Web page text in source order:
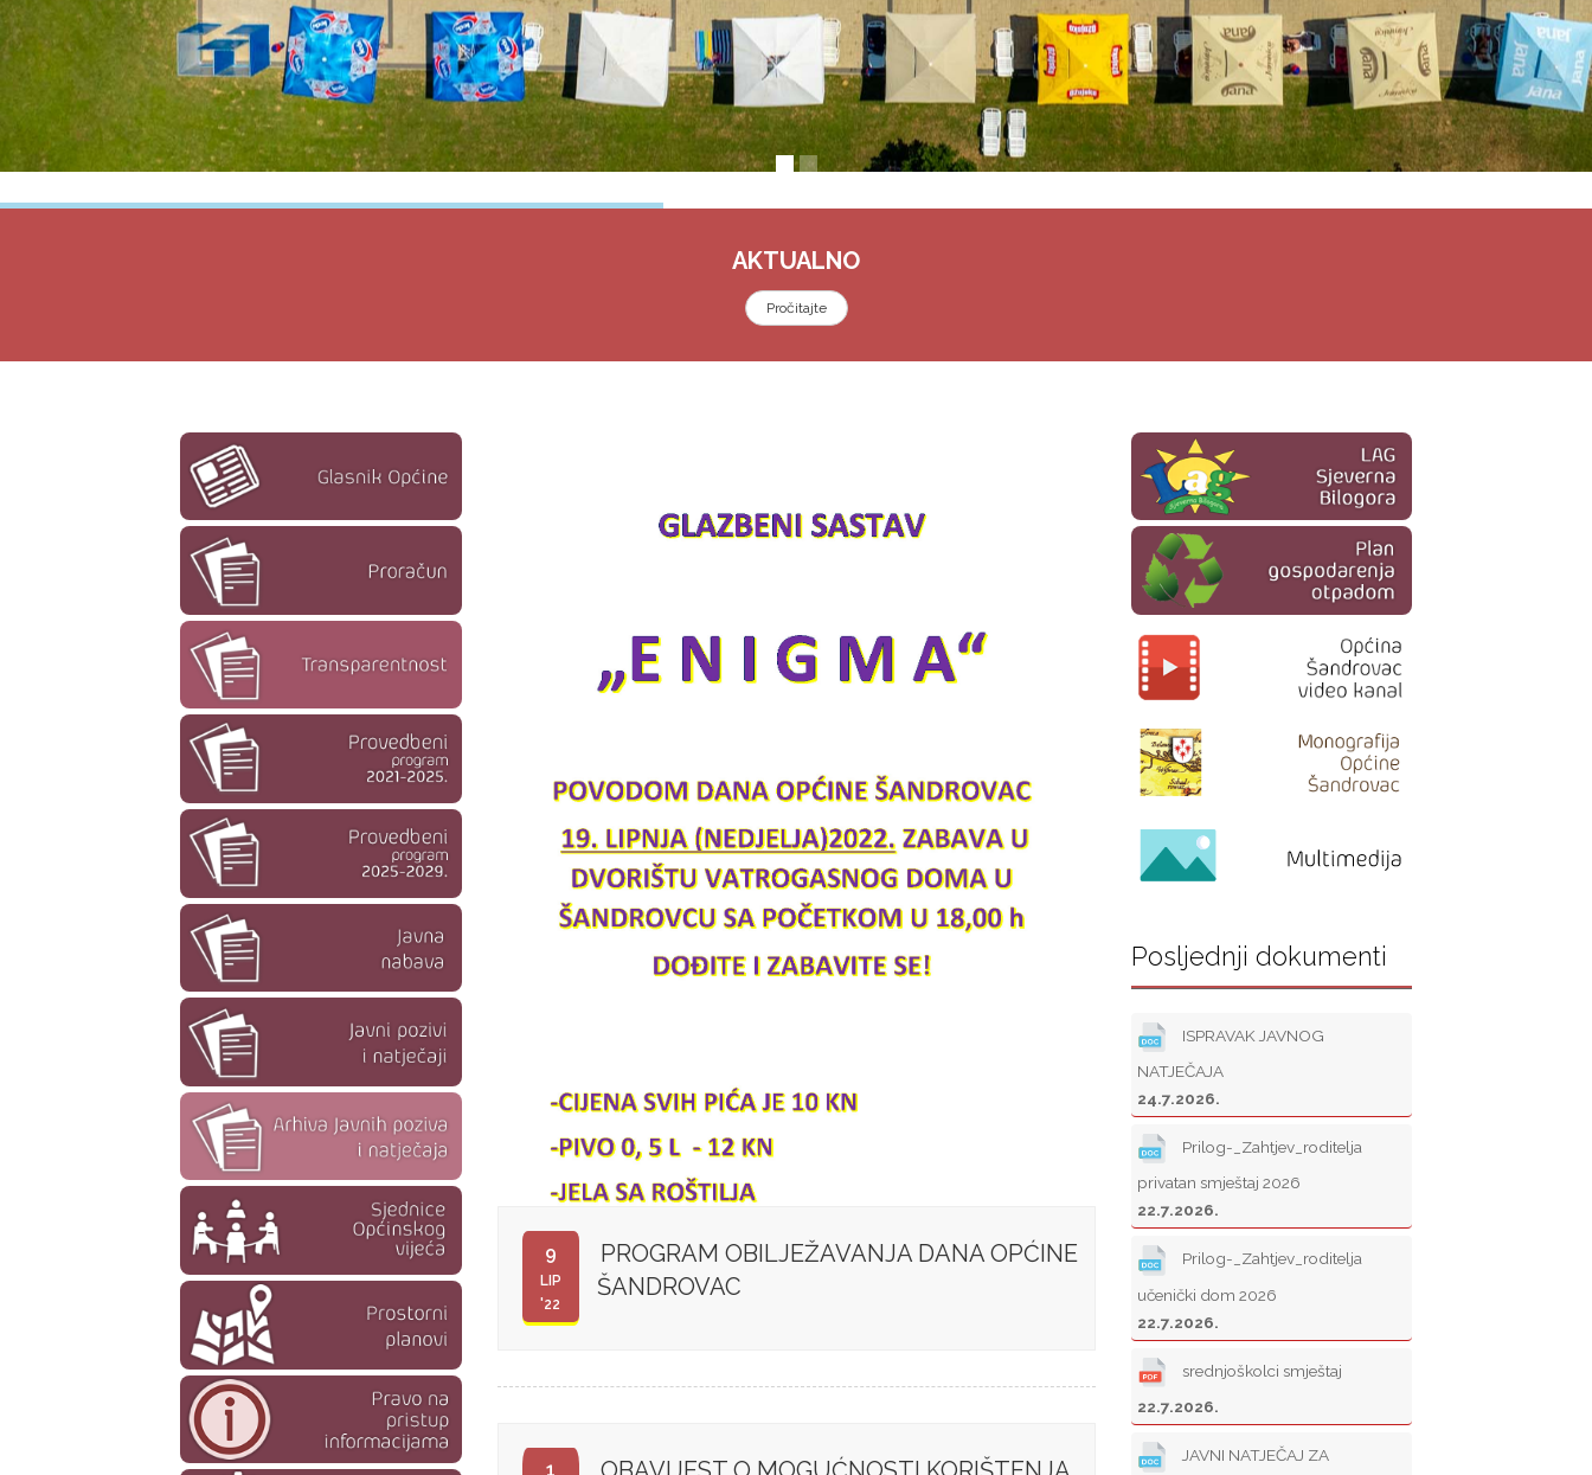
AKTUALNO
Pročitajte
9
LIP
'22
PROGRAM OBILJEŽAVANJA DANA OPĆINE
ŠANDROVAC
1
Posljednji dokumenti
ISPRAVAK JAVNOG
NATJEČAJA
24.7.2026.
Prilog-_Zahtjev_roditelja
privatan smještaj 2026
22.7.2026.
Prilog-_Zahtjev_roditelja
učenički dom 2026
22.7.2026.
srednjoškolci smještaj
22.7.2026.
JAVNI NATJEČAJ ZA